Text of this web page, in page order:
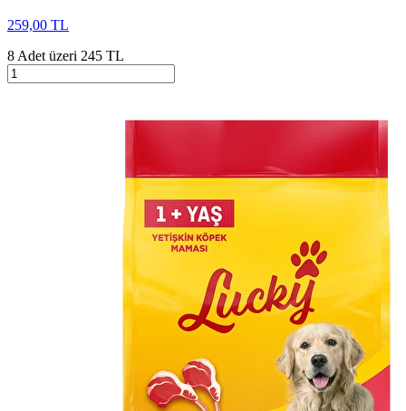
259,00 TL
8 Adet üzeri 245 TL